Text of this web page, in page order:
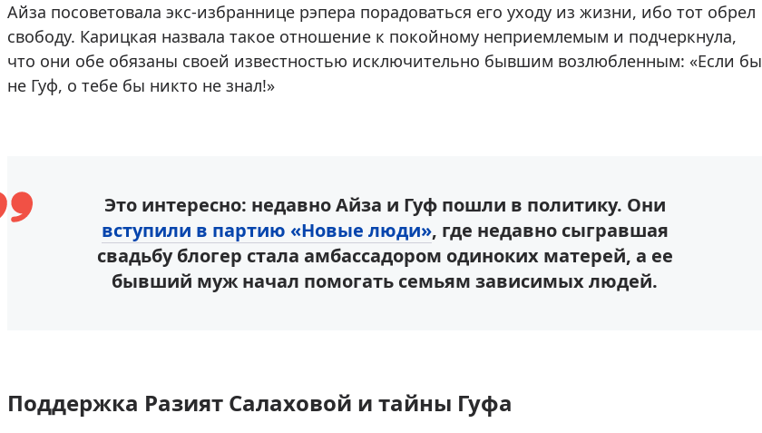
Айза посоветовала экс-избраннице рэпера порадоваться его уходу из жизни, ибо тот обрел
свободу. Карицкая назвала такое отношение к покойному неприемлемым и подчеркнула,
что они обе обязаны своей известностью исключительно бывшим возлюбленным: «Если бы
не Гуф, о тебе бы никто не знал!»
Это интересно: недавно Айза и Гуф пошли в политику. Они
вступили в партию «Новые люди», где недавно сыгравшая
свадьбу блогер стала амбассадором одиноких матерей, а ее
бывший муж начал помогать семьям зависимых людей.
Поддержка Разият Салаховой и тайны Гуфа